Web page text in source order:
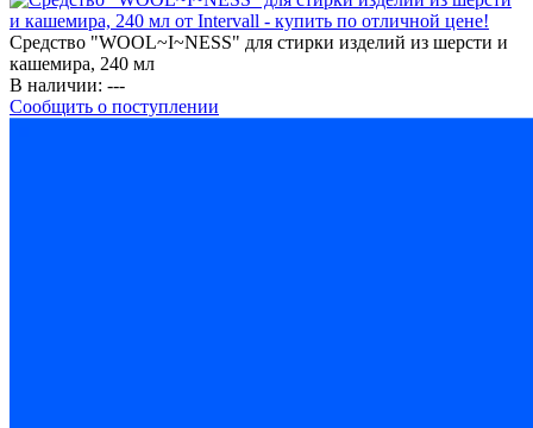
Средство "WOOL~I~NESS" для стирки изделий из шерсти и
кашемира, 240 мл
В наличии: ---
Сообщить о поступлении